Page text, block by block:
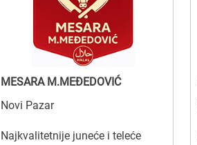
MESARA M.MEĐEDOVIĆ
Novi Pazar
Najkvalitetnije juneće i teleće